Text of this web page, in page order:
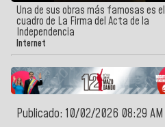
Una de sus obras más famosas es el
cuadro de La Firma del Acta de la
Independencia
Internet
Publicado: 10/02/2026 08:29 AM